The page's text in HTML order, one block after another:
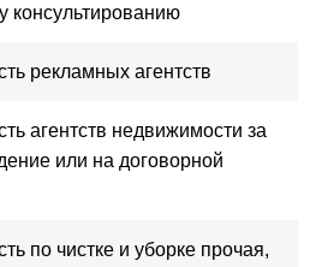
консультированию
рекламных агентств
агентств недвижимости за
или на договорной
по чистке и уборке прочая,